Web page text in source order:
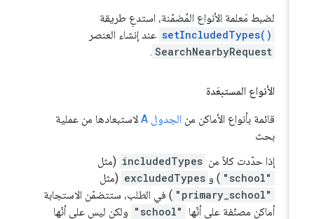
لضبط مَعلمة الأنواع المُضمّنة، استدعِ طريقة
setIncludedTypes() عند إنشاء العنصر
SearchNearbyRequest
.
الأنواع المستبعَدة
قائمة بأنواع الأماكن من الجدول A لاستبعادها من عملية
بحث
إذا حدّدت كلاً من includedTypes (مثل
"school" ) و excludedTypes (مثل
"primary_school" ) في الطلب، ستتضمّن الاستجابة
أماكن مصنّفة على أنّها "school" ولكن ليس على أنّها